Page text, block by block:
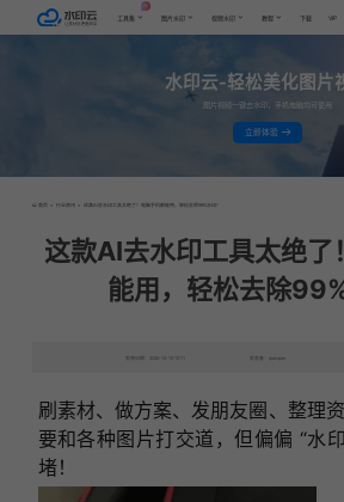
工具集
AI
图片水印 视频水印 教程 下载 VIP
水印云-轻松美化图片
图片视频一键去水印，手机电脑均可使用
立即体验
首页 > 行业资讯 > 这款AI去水印工具太绝了！电脑手机都能用，轻松去除99%水印！
这款AI去水印工具太绝了
能用，轻松去除99%
发布日期：2025-12-10 10:11 发表者：qianqian
刷素材、做方案、发朋友圈、整理
要和各种图片打交道，但偏偏 “水
堵！